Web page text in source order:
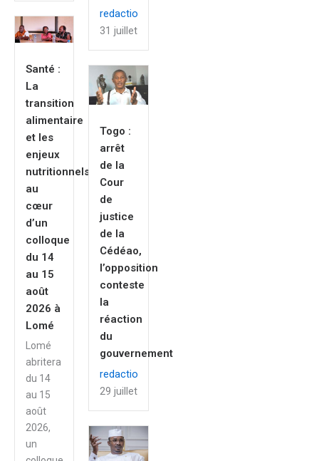
Santé :
La
transition
alimentaire
et les
enjeux
nutritionnels
au
cœur
d’un
colloque
du 14
au 15
août
2026 à
Lomé
Lomé
abritera
du 14
au 15
août
2026,
un
redaction
31 juillet 2026
Togo :
arrêt
de la
Cour
de
justice
de la
Cédéao,
l’opposition
conteste
la
réaction
du
gouvernement
redaction
29 juillet 2026